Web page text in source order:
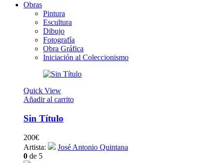
Obras
Pintura
Escultura
Dibujo
Fotografía
Obra Gráfica
Iniciación al Coleccionismo
Quick View
Añadir al carrito
Sin Título
200€
Artista:
José Antonio Quintana
0 de 5